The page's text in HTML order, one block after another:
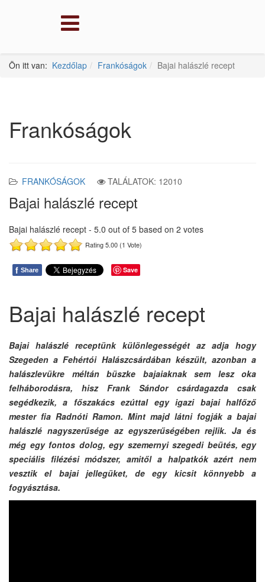
Ön itt van: Kezdőlap Frankóságok Bajai halászlé recept
Frankóságok
FRANKÓSÁGOK TALÁLATOK: 12010
Bajai halászlé recept
Bajai halászlé recept - 5.0 out of 5 based on 2 votes
Rating 5.00 (1 Vote)
f Share Save
Bajai halászlé recept
Bajai halászlé receptünk különlegességét az adja hogy
Szegeden a Fehértói Halászcsárdában készült, azonban a
halászlevükre méltán büszke bajaiaknak sem lesz oka
felháborodásra, hisz Frank Sándor csárdagazda csak
segédkezik, a főszakács ezúttal egy igazi bajai halfőző
mester fia Radnóti Ramon. Mint majd látni fogják a bajai
halászlé nagyszerűsége az egyszerűségében rejlik. Ja és
még egy fontos dolog, egy szemernyi szegedi beütés, egy
speciális filézési módszer, amitől a halpatkók azért nem
vesztik el bajai jellegüket, de egy kicsit könnyebb a
fogyásztása.